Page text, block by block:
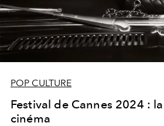
POP CULTURE
Festival de Cannes 2024 :
cinéma